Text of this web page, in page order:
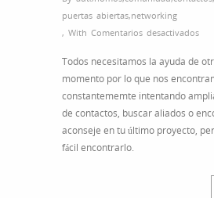
puertas abiertas,networking
, With Comentarios desactivadosen
–
&
Todos necesitamos la ayuda de
momento por lo que nos
constantememte intentando
de contactos, buscar aliados o
aconseje en tu último proyecto,
fácil encontrarlo.